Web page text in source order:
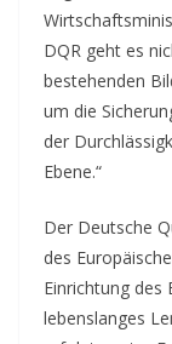
DQR geht es
bestehenden
um die
der
Ebene.“
Der Deutsche
des
Einrichtung des
lebenslanges